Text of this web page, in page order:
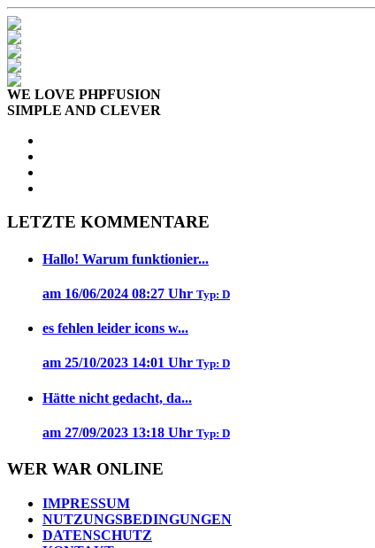
WE LOVE PHPFUSION
SIMPLE AND CLEVER
LETZTE KOMMENTARE
Hallo! Warum funktionier...
am 16/06/2024 08:27 Uhr Typ: D
es fehlen leider icons w...
am 25/10/2023 14:01 Uhr Typ: D
Hätte nicht gedacht, da...
am 27/09/2023 13:18 Uhr Typ: D
WER WAR ONLINE
IMPRESSUM
NUTZUNGSBEDINGUNGEN
DATENSCHUTZ